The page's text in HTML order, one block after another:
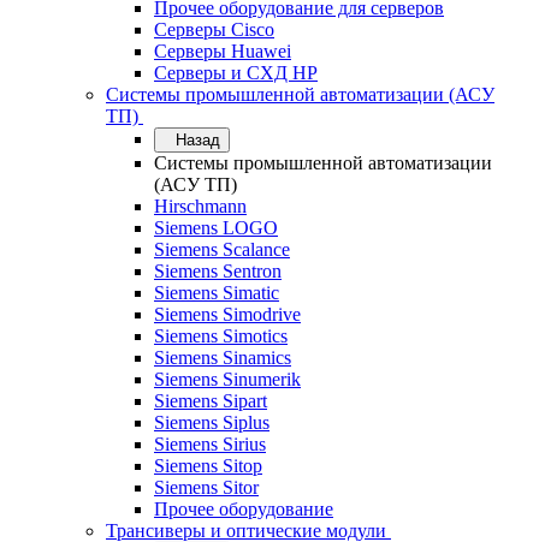
Прочее оборудование для серверов
Серверы Cisco
Серверы Huawei
Серверы и СХД HP
Системы промышленной автоматизации (АСУ
ТП)
Назад
Системы промышленной автоматизации
(АСУ ТП)
Hirschmann
Siemens LOGO
Siemens Scalance
Siemens Sentron
Siemens Simatic
Siemens Simodrive
Siemens Simotics
Siemens Sinamics
Siemens Sinumerik
Siemens Sipart
Siemens Siplus
Siemens Sirius
Siemens Sitop
Siemens Sitor
Прочее оборудование
Трансиверы и оптические модули